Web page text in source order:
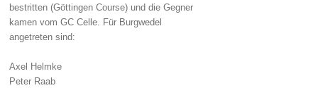
bestritten (Göttingen Course) und die Gegner
kamen vom GC Celle. Für Burgwedel
angetreten sind:
Axel Helmke
Peter Raab